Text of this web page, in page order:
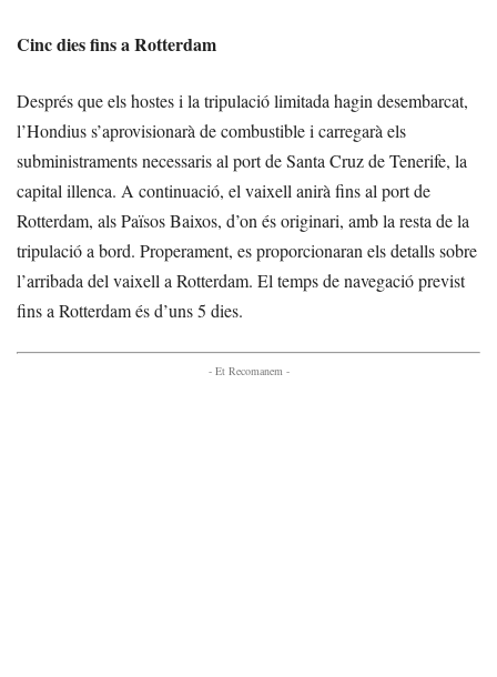
Cinc dies fins a Rotterdam
Després que els hostes i la tripulació limitada hagin desembarcat,
l’Hondius s’aprovisionarà de combustible i carregarà els
subministraments necessaris al port de Santa Cruz de Tenerife, la
capital illenca. A continuació, el vaixell anirà fins al port de
Rotterdam, als Països Baixos, d’on és originari, amb la resta de la
tripulació a bord. Properament, es proporcionaran els detalls sobre
l’arribada del vaixell a Rotterdam. El temps de navegació previst
fins a Rotterdam és d’uns 5 dies.
- Et Recomanem -